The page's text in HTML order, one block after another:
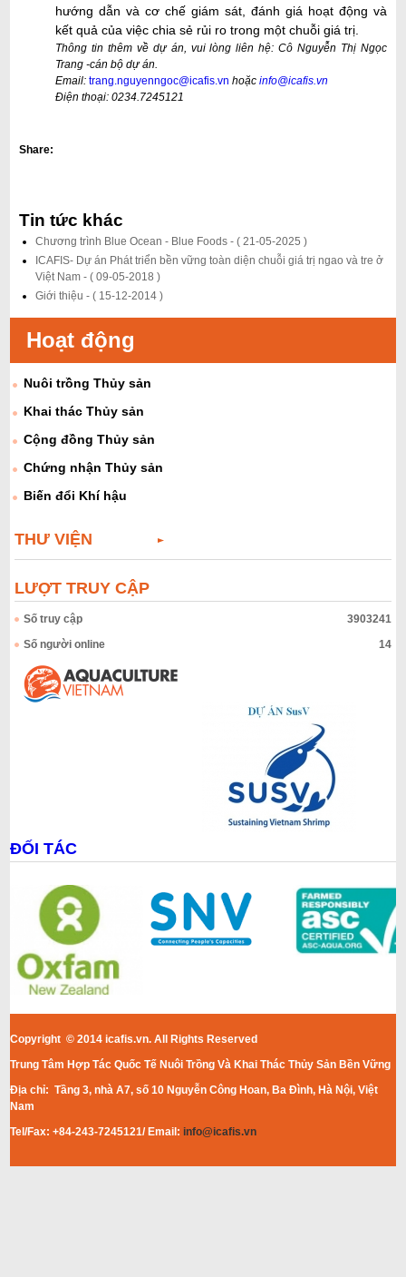
hướng dẫn và cơ chế giám sát, đánh giá hoạt động và
kết quả của việc chia sẻ rủi ro trong một chuỗi giá trị.
Thông tin thêm về dự án, vui lòng liên hệ: Cô Nguyễn Thị Ngọc
Trang -cán bộ dự án.
Email:trang.nguyenngoc@icafis.vn hoặcinfo@icafis.vn
Điện thoại: 0234.7245121
Share:
Tin tức khác
Chương trình Blue Ocean - Blue Foods -( 21-05-2025 )
ICAFIS- Dự án Phát triển bền vững toàn diện chuỗi giá trị ngao và tre ở
Việt Nam -( 09-05-2018 )
Giới thiệu -( 15-12-2014 )
Hoạt động
Nuôi trồng Thủy sản
Khai thác Thủy sản
Cộng đồng Thủy sản
Chứng nhận Thủy sản
Biến đổi Khí hậu
THƯ VIỆN
LƯỢT TRUY CẬP
Số truy cập
3903241
Số người online
14
ĐỐI TÁC
Copyright © 2014 icafis.vn. All Rights Reserved
Trung Tâm Hợp Tác Quốc Tế Nuôi Trồng Và Khai Thác Thủy Sản Bền Vững
Địa chỉ: Tầng 3, nhà A7, số 10 Nguyễn Công Hoan, Ba Đình, Hà Nội, Việt
Nam
Tel/Fax: +84-243-7245121/ Email:info@icafis.vn